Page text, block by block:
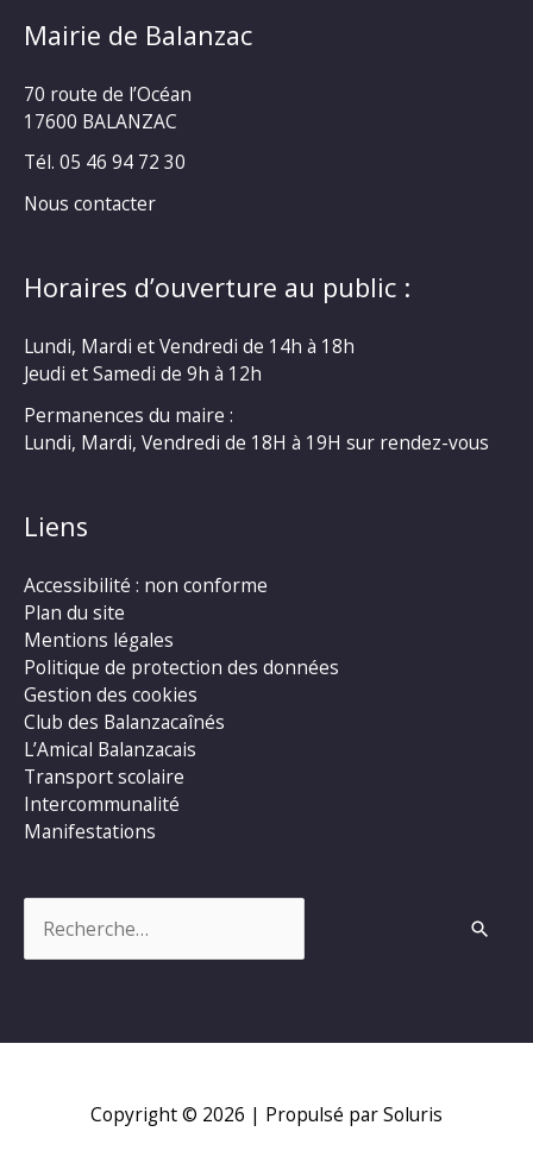
Mairie de Balanzac
70 route de l’Océan
17600 BALANZAC
Tél. 05 46 94 72 30
Nous contacter
Horaires d’ouverture au public :
Lundi, Mardi et Vendredi de 14h à 18h
Jeudi et Samedi de 9h à 12h
Permanences du maire :
Lundi, Mardi, Vendredi de 18H à 19H sur rendez-vous
Liens
Accessibilité : non conforme
Plan du site
Mentions légales
Politique de protection des données
Gestion des cookies
Club des Balanzacaînés
L’Amical Balanzacais
Transport scolaire
Intercommunalité
Manifestations
Copyright © 2026 | Propulsé par Soluris